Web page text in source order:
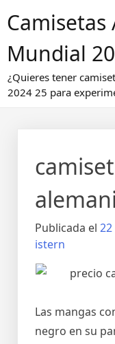
alCamisetas
Mundial
¿Quieres tener
2024 25 para
Publicada el
istern
Las mangas
negro en su